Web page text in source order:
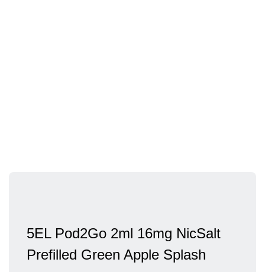
5EL Pod2Go 2ml 16mg NicSalt
Prefilled Green Apple Splash